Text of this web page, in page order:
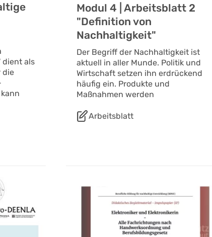
dient als
die
Modul 4 | Arbeitsblatt 2
"Definition von
Nachhaltigkeit"
Der Begriff der Nachhaltigkeit ist
aktuell in aller Munde. Politik und
Wirtschaft setzen ihn erdrückend
häufig ein. Produkte und
Maßnahmen werden
Arbeitsblatt